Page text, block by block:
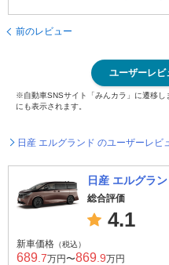
前のレビュー
ユーザーレビ
※自動車SNSサイト「みんカラ」に遷移し
にも表示されます。
日産 エルグランド のユーザーレビ
日産 エルグラ
総合評価
4.1
新車価格 （税込）
689 .7万円〜869 .9万円